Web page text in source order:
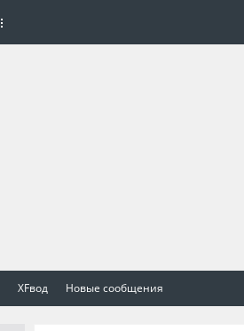
XFвод Новые сообщения